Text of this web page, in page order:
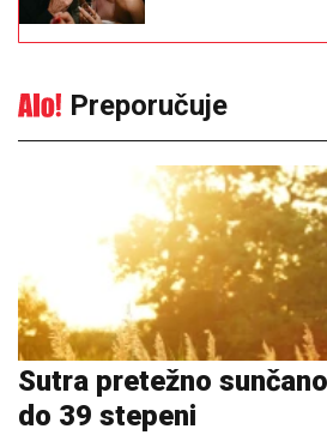
Preporučuje
Sutra pretežno
do 39 stepeni